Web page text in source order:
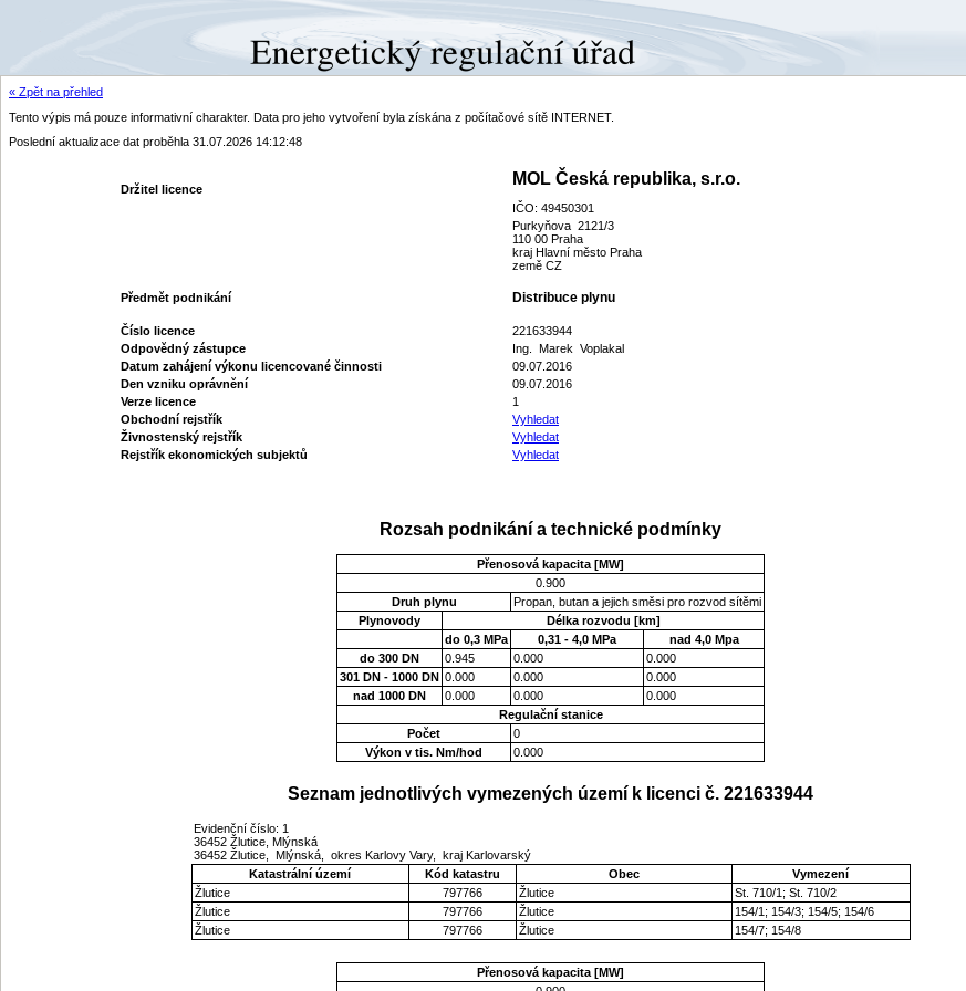
« Zpět na přehled
Tento výpis má pouze informativní charakter. Data pro jeho vytvoření byla získána z počítačové sítě INTERNET.
Poslední aktualizace dat proběhla 31.07.2026 14:12:48
Držitel licence
MOL Česká republika, s.r.o.
IČO: 49450301
Purkyňova 2121/3
110 00 Praha
kraj Hlavní město Praha
země CZ
Předmět podnikání Distribuce plynu
Číslo licence
221633944
Odpovědný zástupce
Ing. Marek Voplakal
Datum zahájení výkonu licencované činnosti
09.07.2016
Den vzniku oprávnění
09.07.2016
Verze licence
1
Obchodní rejstřík
Vyhledat
Živnostenský rejstřík
Vyhledat
Rejstřík ekonomických subjektů
Vyhledat
Rozsah podnikání a technické podmínky
Přenosová kapacita [MW]
0.900
Druh plynu
Propan, butan a jejich směsi pro rozvod sítěmi
Plynovody
Délka rozvodu [km]
do 0,3 MPa
0,31 - 4,0 MPa
nad 4,0 Mpa
do 300 DN
0.945 0.000
0.000
301 DN - 1000 DN 0.000 0.000
0.000
nad 1000 DN
0.000 0.000
0.000
Regulační stanice
Počet
0
Výkon v tis. Nm/hod
0.000
Seznam jednotlivých vymezených území k licenci č. 221633944
Evidenční číslo: 1
36452 Žlutice, Mlýnská
36452 Žlutice, Mlýnská, okres Karlovy Vary, kraj Karlovarský
Katastrální území
Kód katastru Obec
Vymezení
Žlutice
797766 Žlutice
St. 710/1; St. 710/2
Žlutice
797766 Žlutice
154/1; 154/3; 154/5; 154/6
Žlutice
797766 Žlutice 154/7; 154/8
Přenosová kapacita [MW]